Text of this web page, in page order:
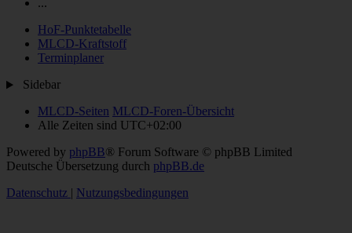
...
HoF-Punktetabelle
MLCD-Kraftstoff
Terminplaner
Sidebar
MLCD-Seiten MLCD-Foren-Übersicht
Alle Zeiten sind UTC+02:00
Powered by phpBB® Forum Software © phpBB Limited
Deutsche Übersetzung durch phpBB.de
Datenschutz | Nutzungsbedingungen